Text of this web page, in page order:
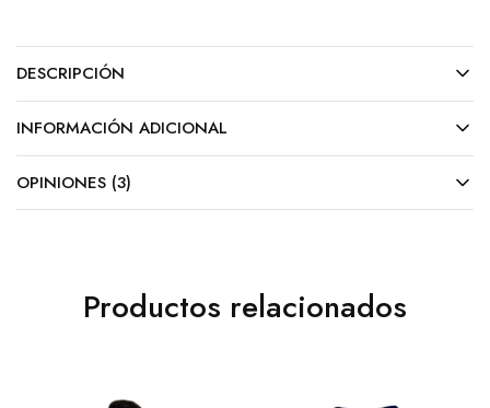
DESCRIPCIÓN
INFORMACIÓN ADICIONAL
OPINIONES (3)
Productos relacionados